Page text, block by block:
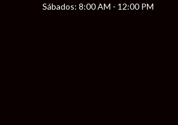
Sábados: 8:00 AM - 12:00 PM